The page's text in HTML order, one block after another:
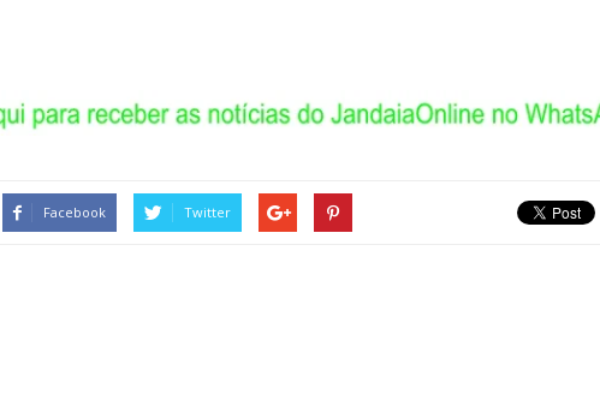
Facebook Twitter